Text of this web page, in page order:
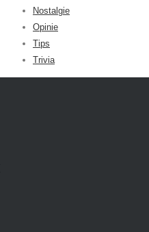
Nostalgie
Opinie
Tips
Trivia